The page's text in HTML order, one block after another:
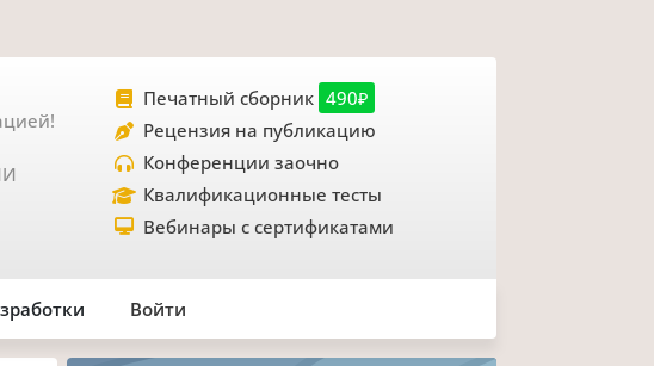
Печатный сборник 490₽
Рецензия на публикацию
Конференции заочно
Квалификационные тесты
Вебинары с сертификатами
Войти